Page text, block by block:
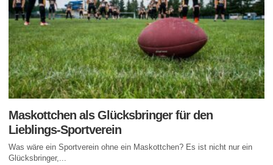
Maskottchen als Glücksbringer für den
Lieblings-Sportverein
Was wäre ein Sportverein ohne ein Maskottchen? Es ist nicht nur ein
Glücksbringer,...